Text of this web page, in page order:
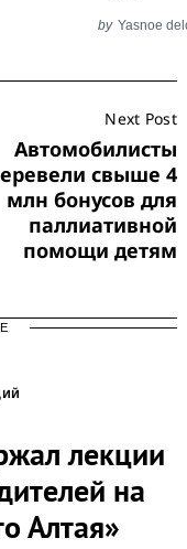
by Yasnoe
Next Post
Автомобилисты
свыше 4
млн бонусов для
паллиативной
помощи детям
лекции
на
Алтая»